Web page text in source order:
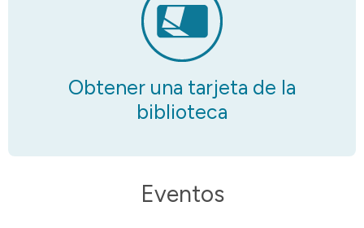
Obtener una tarjeta de la
biblioteca
Eventos